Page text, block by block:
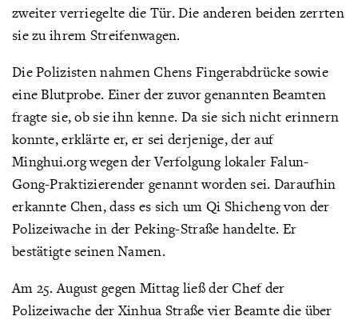
zweiter verriegelte die Tür. Die anderen beiden zerrten
sie zu ihrem Streifenwagen.
Die Polizisten nahmen Chens Fingerabdrücke sowie
eine Blutprobe. Einer der zuvor genannten Beamten
fragte sie, ob sie ihn kenne. Da sie sich nicht erinnern
konnte, erklärte er, er sei derjenige, der auf
Minghui.org wegen der Verfolgung lokaler Falun-
Gong-Praktizierender genannt worden sei. Daraufhin
erkannte Chen, dass es sich um Qi Shicheng von der
Polizeiwache in der Peking-Straße handelte. Er
bestätigte seinen Namen.
Am 25. August gegen Mittag ließ der Chef der
Polizeiwache der Xinhua Straße vier Beamte die über